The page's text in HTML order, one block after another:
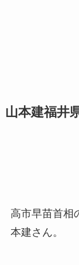
山本建福井
高市早苗首相
本建さん。